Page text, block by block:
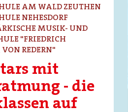
AM WALD ZEUTHEN
NEHESDORF
MUSIK- UND
"FRIEDRICH
REDERN"
mit
- die
auf